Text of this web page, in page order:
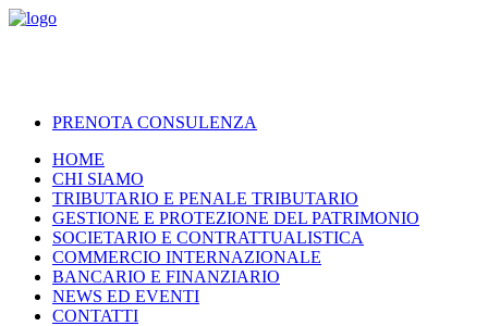
PRENOTA CONSULENZA
HOME
CHI SIAMO
TRIBUTARIO E PENALE TRIBUTARIO
GESTIONE E PROTEZIONE DEL PATRIMONIO
SOCIETARIO E CONTRATTUALISTICA
COMMERCIO INTERNAZIONALE
BANCARIO E FINANZIARIO
NEWS ED EVENTI
CONTATTI